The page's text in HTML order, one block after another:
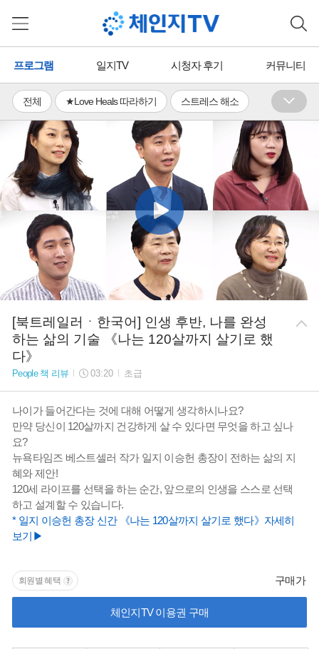
프로그램 일지TV 시청자 후기 커뮤니티
전체 ★Love Heals 따라하기 스트레스 해소
수면장애 완화 휴식ㆍ이완 활력 충전 체력증진
유연성 기르기 면역력 증진 통증 완화
의식 성장 단무도ㆍ국학기공 뇌활용ㆍ뇌교육
명상ㆍ호흡 에너지 힐링
유료 프리미엄 일지TV
[북트레일러ㆍ한국어] 인생 후반, 나를 완성
하는 삶의 기술 《나는 120살까지 살기로 했
다》
People 책 리뷰 03:20 초급
나이가 들어간다는 것에 대해 어떻게 생각하시나요?
만약 당신이 120살까지 건강하게 살 수 있다면 무엇을 하고 싶나
요?
뉴욕타임즈 베스트셀러 작가 일지 이승헌 총장이 전하는 삶의 지
혜와 제안!
120세 라이프를 선택을 하는 순간, 앞으로의 인생을 스스로 선택
하고 설계할 수 있습니다.
* 일지 이승헌 총장 신간 《나는 120살까지 살기로 했다》자세히
보기▶
회원별 혜택 구매가
체인지TV 이용권 구매